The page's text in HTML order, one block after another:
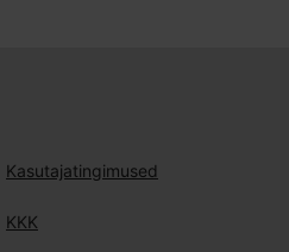
Kasutajatingimused
KKK